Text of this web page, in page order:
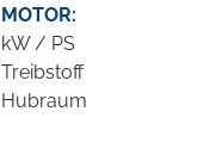
MOTOR:
kW / PS
Treibstoff
Hubraum